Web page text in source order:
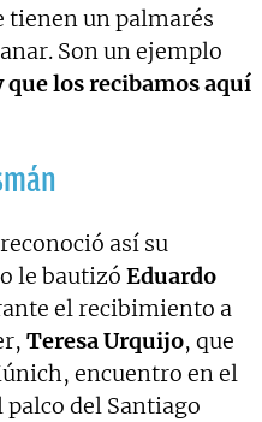
tienen un palmarés
Son un ejemplo
que los recibamos aquí
así su
le bautizó Eduardo
el recibimiento a
Teresa Urquijo, que
encuentro en el
palco del Santiago